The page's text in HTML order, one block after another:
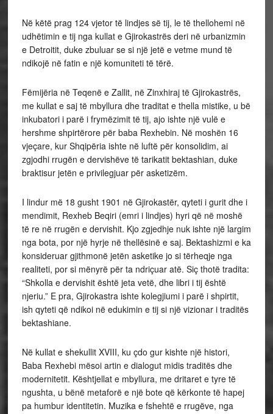
Në këtë prag 124 vjetor të lindjes së tij, le të thellohemi në
udhëtimin e tij nga kullat e Gjirokastrës deri në urbanizmin
e Detroitit, duke zbuluar se si një jetë e vetme mund të
ndikojë në fatin e një komuniteti të tërë.
Fëmijëria në Teqenë e Zallit, në Zinxhiraj të Gjirokastrës,
me kullat e saj të mbyllura dhe traditat e thella mistike, u bë
inkubatori i parë i frymëzimit të tij, ajo ishte një vulë e
hershme shpirtërore për baba Rexhebin. Në moshën 16
vjeçare, kur Shqipëria ishte në luftë për konsolidim, ai
zgjodhi rrugën e dervishëve të tarikatit bektashian, duke
braktisur jetën e privilegjuar për asketizëm.
I lindur më 18 gusht 1901 në Gjirokastër, qyteti i gurit dhe i
mendimit, Rexheb Beqiri (emri i lindjes) hyri që në moshë
të re në rrugën e dervishit. Kjo zgjedhje nuk ishte një largim
nga bota, por një hyrje në thellësinë e saj. Bektashizmi e ka
konsideruar gjithmonë jetën asketike jo si tërheqje nga
realiteti, por si mënyrë për ta ndriçuar atë. Siç thotë tradita:
“Shkolla e dervishit është jeta vetë, dhe libri i tij është
njeriu.” E pra, Gjirokastra ishte kolegjiumi i parë i shpirtit,
ish qyteti që ndikoi në edukimin e tij si një vizionar i traditës
bektashiane.
Në kullat e shekullit XVIII, ku çdo gur kishte një histori,
Baba Rexhebi mësoi artin e dialogut midis traditës dhe
modernitetit. Kështjellat e mbyllura, me dritaret e tyre të
ngushta, u bënë metaforë e një bote që kërkonte të hapej
pa humbur identitetin. Muzika e fshehtë e rrugëve, nga